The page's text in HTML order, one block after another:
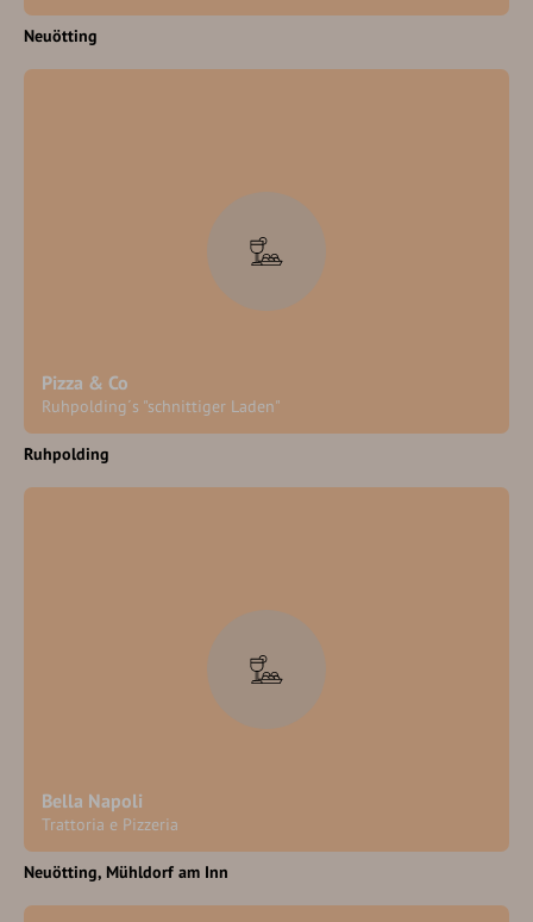
Neuötting
Pizza & Co
Ruhpolding´s "schnittiger Laden"
Ruhpolding
Bella Napoli
Trattoria e Pizzeria
Neuötting Mühldorf am Inn